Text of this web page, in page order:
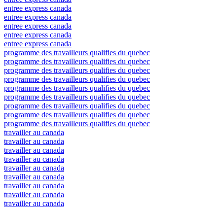
entree express canada
entree express canada
entree express canada
entree express canada
entree express canada
programme des travailleurs qualifies du quebec
programme des travailleurs qualifies du quebec
programme des travailleurs qualifies du quebec
programme des travailleurs qualifies du quebec
programme des travailleurs qualifies du quebec
programme des travailleurs qualifies du quebec
programme des travailleurs qualifies du quebec
programme des travailleurs qualifies du quebec
programme des travailleurs qualifies du quebec
travailler au canada
travailler au canada
travailler au canada
travailler au canada
travailler au canada
travailler au canada
travailler au canada
travailler au canada
travailler au canada